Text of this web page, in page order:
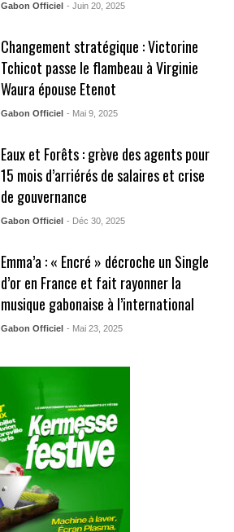
Gabon Officiel - Juin 20, 2025
Changement stratégique : Victorine
Tchicot passe le flambeau à Virginie
Waura épouse Etenot
Gabon Officiel - Mai 9, 2025
Eaux et Forêts : grève des agents pour
15 mois d’arriérés de salaires et crise
de gouvernance
Gabon Officiel - Déc 30, 2025
Emma’a : « Encré » décroche un Single
d’or en France et fait rayonner la
musique gabonaise à l’international
Gabon Officiel - Mai 23, 2025